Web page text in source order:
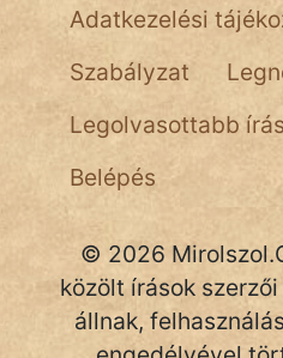
Adatkezelési
Szabályzat
Legolvasottabb
Belépés
© 2026
közölt írások
állnak,